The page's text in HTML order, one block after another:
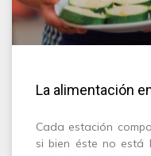
La alimentación
Cada estación
si bien éste no está